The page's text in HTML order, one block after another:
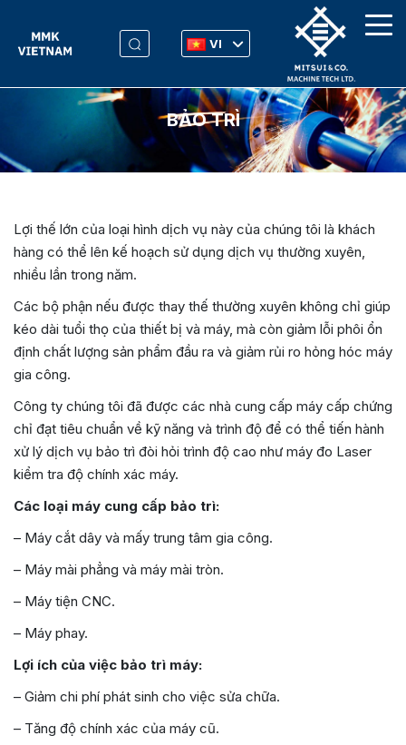
VI
BẢO TRÌ
Lợi thế lớn của loại hình dịch vụ này của chúng tôi là khách
hàng có thể lên kế hoạch sử dụng dịch vụ thường xuyên,
nhiều lần trong năm.
Các bộ phận nếu được thay thế thường xuyên không chỉ giúp
kéo dài tuổi thọ của thiết bị và máy, mà còn giảm lỗi phôi ổn
định chất lượng sản phẩm đầu ra và giảm rủi ro hỏng hóc máy
gia công.
Công ty chúng tôi đã được các nhà cung cấp máy cấp chứng
chỉ đạt tiêu chuẩn về kỹ năng và trình độ để có thể tiến hành
xử lý dịch vụ bảo trì đòi hỏi trình độ cao như máy đo Laser
kiểm tra độ chính xác máy.
Các loại máy cung cấp bảo trì:
– Máy cắt dây và mấy trung tâm gia công.
– Máy mài phẳng và máy mài tròn.
– Máy tiện CNC.
– Máy phay.
Lợi ích của việc bảo trì máy:
– Giảm chi phí phát sinh cho việc sửa chữa.
– Tăng độ chính xác của máy cũ.